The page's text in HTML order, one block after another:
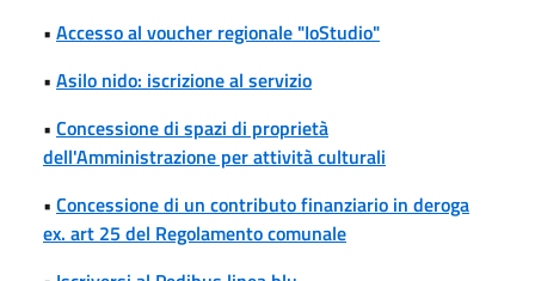
• Accesso al voucher regionale "IoStudio"
• Asilo nido: iscrizione al servizio
• Concessione di spazi di proprietà
dell'Amministrazione per attività culturali
• Concessione di un contributo finanziario in deroga
ex. art 25 del Regolamento comunale